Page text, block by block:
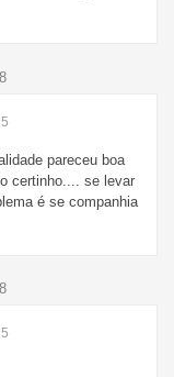
pareceu boa
certinho.... se levar
é se companhia